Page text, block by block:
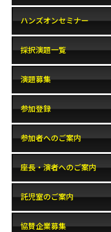
ハンズオンセミナー
採択演題一覧
演題募集
参加登録
参加者へのご案内
座長・演者へのご案内
託児室のご案内
協賛企業募集